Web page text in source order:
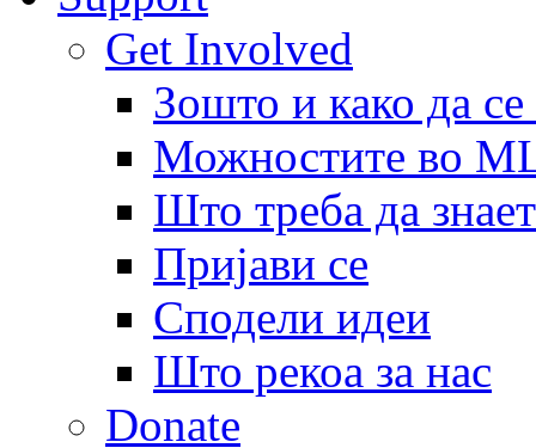
Get Involved
Зошто и како да
Можностите во
Што треба да
Пријави се
Сподели идеи
Што рекоа за нас
Donate